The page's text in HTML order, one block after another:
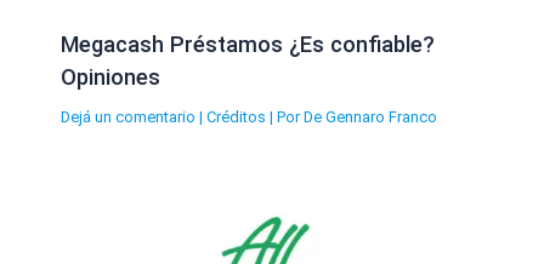
Megacash Préstamos ¿Es confiable?
Opiniones
Dejá un comentario | Créditos | Por De Gennaro Franco